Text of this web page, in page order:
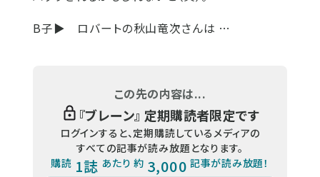
B子▶ ロバートの秋山竜次さんは …
この先の内容は...
『ブレーン』 定期購読者限定です
ログインすると、定期購読しているメディアの
すべての記事が読み放題となります。
購読 1誌 あたり 約 3,000 記事が読み放題！